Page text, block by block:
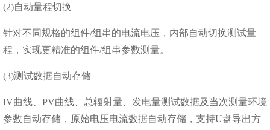
(2)自动量程切换
针对不同规格的组件/组串的电流电压，内部自动切换测试量
程，实现更精准的组件/组串参数测量。
(3)测试数据自动存储
IV曲线、PV曲线、总辐射量、发电量测试数据及当次测量环境
参数自动存储，原始电压电流数据自动存储，支持U盘导出方